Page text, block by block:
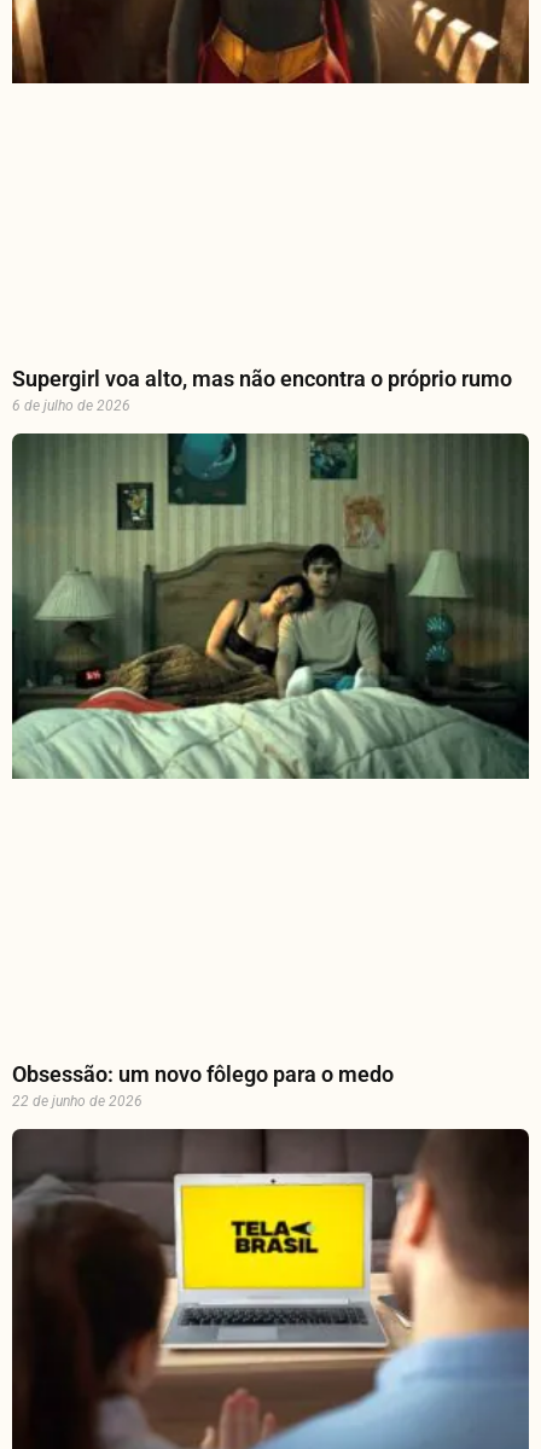
Supergirl voa alto, mas não encontra o próprio rumo
6 de julho de 2026
Obsessão: um novo fôlego para o medo
22 de junho de 2026